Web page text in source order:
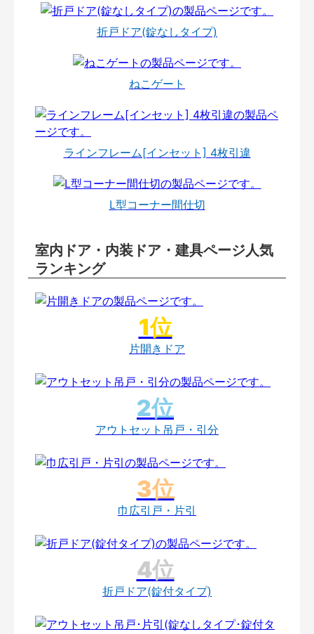
折戸ドア(錠なしタイプ)
ねこゲート
ラインフレーム[インセット] 4枚引違
L型コーナー間仕切
室内ドア・内装ドア・建具ページ人気
ランキング
片開きドア
アウトセット吊戸・引分
巾広引戸・片引
折戸ドア(錠付タイプ)